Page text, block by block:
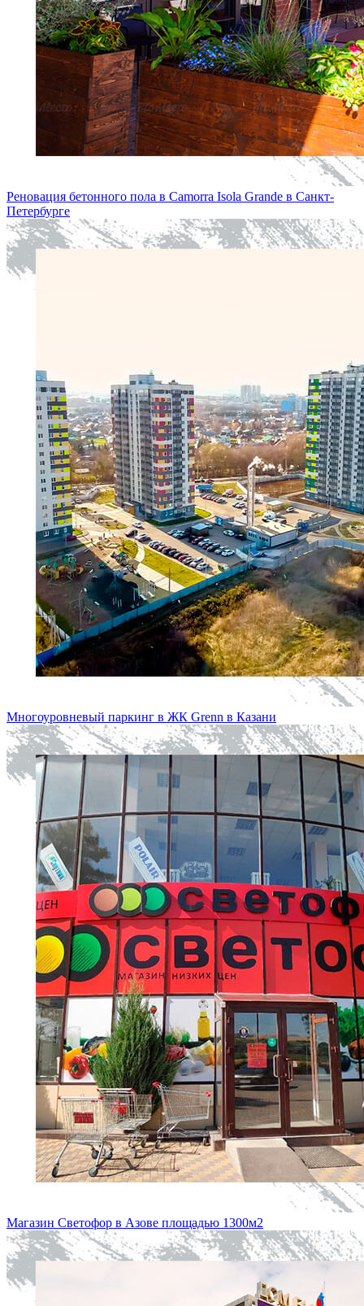
Реновация бетонного пола в Camorra Isola Grande в Санкт-
Петербургe
Многоуровневый паркинг в ЖК Grenn в Казани
Магазин Светофор в Азове площадью 1300м2